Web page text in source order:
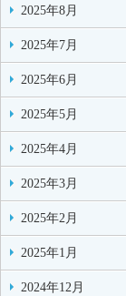
2025年8月
2025年7月
2025年6月
2025年5月
2025年4月
2025年3月
2025年2月
2025年1月
2024年12月